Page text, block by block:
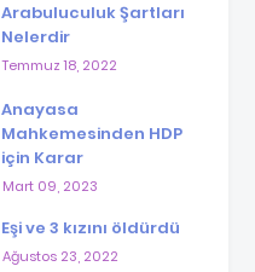
Arabuluculuk Şartları
Nelerdir
Temmuz 18, 2022
Anayasa
Mahkemesinden HDP
için Karar
Mart 09, 2023
Eşi ve 3 kızını öldürdü
Ağustos 23, 2022